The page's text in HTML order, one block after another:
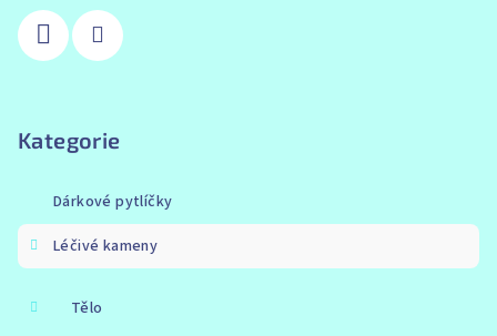
Kategorie
Dárkové pytlíčky
Léčivé kameny
Tělo